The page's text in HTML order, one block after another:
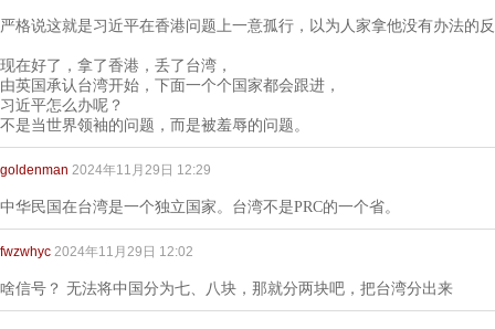
严格说这就是习近平在香港问题上一意孤行，以为人家拿他没有办法的
现在好了，拿了香港，丢了台湾，
由英国承认台湾开始，下面一个个国家都会跟进，
习近平怎么办呢？
不是当世界领袖的问题，而是被羞辱的问题。
goldenman 2024年11月29日 12:29
中华民国在台湾是一个独立国家。台湾不是PRC的一个省。
fwzwhyc 2024年11月29日 12:02
啥信号？ 无法将中国分为七、八块，那就分两块吧，把台湾分出来